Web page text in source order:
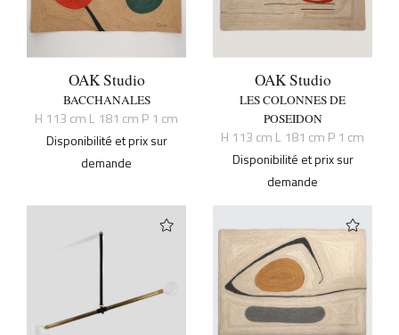
OAK Studio
BACCHANALES
H 113 cm L 181 cm P 1 cm
Disponibilité et prix sur
demande
OAK Studio
LES COLONNES DE
POSEIDON
H 113 cm L 181 cm P 1 cm
Disponibilité et prix sur
demande